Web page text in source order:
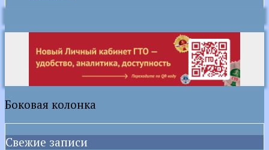
Боковая колонка
Свежие записи